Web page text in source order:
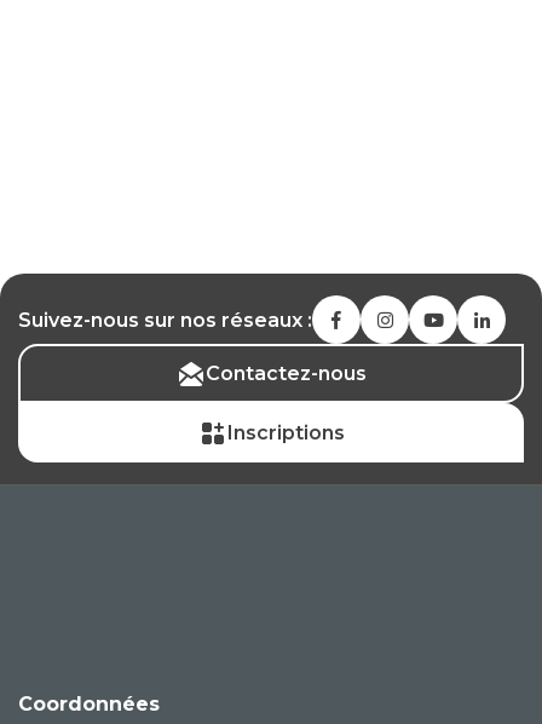
Suivez-nous sur nos réseaux :
Contactez-nous
Inscriptions
Coordonnées